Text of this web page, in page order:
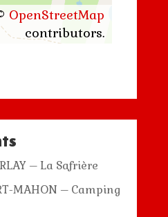
OpenStreetMap
contributors.
– La Safrière
MAHON – Camping